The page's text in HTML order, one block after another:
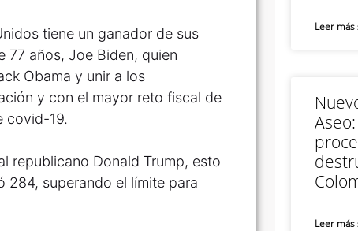
tiene un ganador de sus
77 años, Joe Biden, quien
Obama y unir a los
y con el mayor reto fiscal de
covid-19.
republicano Donald Trump, esto
284, superando el límite para
Leer más
Leer más